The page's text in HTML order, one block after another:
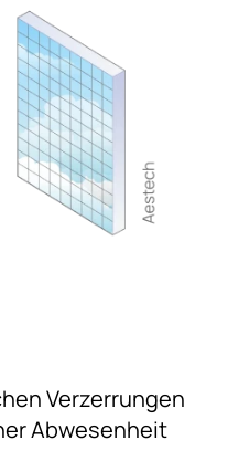
Verzerrungen
Abwesenheit